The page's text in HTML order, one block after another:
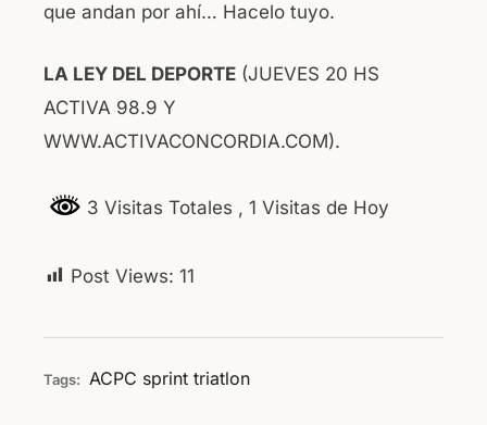
que andan por ahí… Hacelo tuyo.
LA LEY DEL DEPORTE (JUEVES 20 HS
ACTIVA 98.9 Y
WWW.ACTIVACONCORDIA.COM).
3 Visitas Totales , 1 Visitas de Hoy
Post Views: 11
Tags: ACPC sprint triatlon